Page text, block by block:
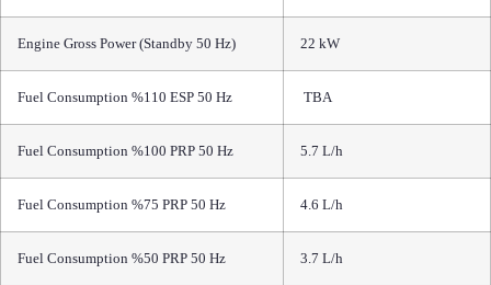
Engine Gross Power (Standby 50 Hz) 22 kW
Fuel Consumption %110 ESP 50 Hz TBA
Fuel Consumption %100 PRP 50 Hz 5.7 L/h
Fuel Consumption %75 PRP 50 Hz 4.6 L/h
Fuel Consumption %50 PRP 50 Hz 3.7 L/h